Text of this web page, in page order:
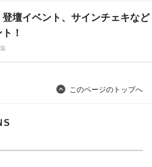
壇イベント、サインチェキなど
！
このページのトップへ